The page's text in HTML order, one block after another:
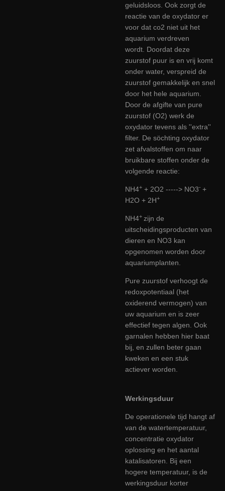
geluidsloos. Ook zorgt de
reactie van de oxydator er
voor dat co2 niet uit het
aquarium verdreven
wordt. Doordat deze
zuurstof puur is en vrij komt
onder water, verspreid de
zuurstof gemakkelijk en snel
door het hele aquarium.
Door de afgifte van pure
zuurstof (O2) werk de
oxydator tevens als ''extra''
filter. De söchting oxydator
zet afvalstoffen om naar
bruikbare stoffen onder de
volgende reactie:
NH4+ + 2O2 -----> NO3- +
H2O + 2H+
NH4+ zijn de
uitscheidingsproducten van
dieren en NO3 kan
opgenomen worden door
aquariumplanten.
Pure zuurstof verhoogt de
redoxpotentiaal (het
oxiderend vermogen) van
uw aquarium en is zeer
effectief tegen algen. Ook
garnalen hebben hier baat
bij, en zullen beter gaan
kweken en een stuk
actiever worden.
Werkingsduur
De operationele tijd hangt af
van de watertemperatuur,
concentratie oxydator
oplossing en het aantal
katalisatoren. Bij een
hogere temperatuur, is de
werkingsduur korter